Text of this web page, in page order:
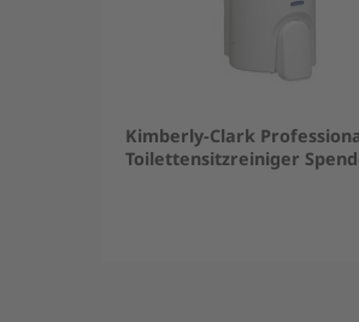
Kimberly-Clark
Toilettensitzreiniger